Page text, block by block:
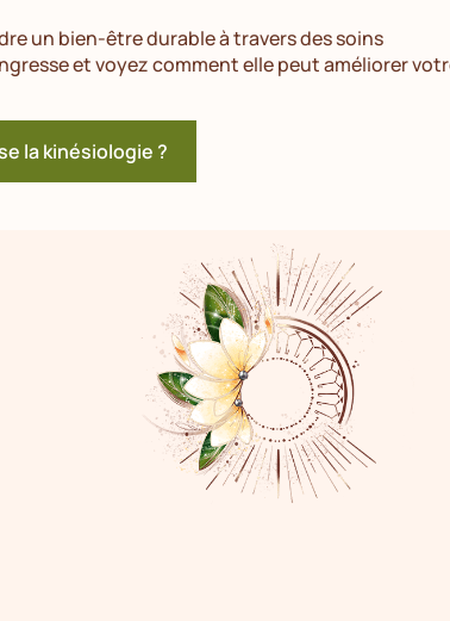
un bien-être durable à travers des soins
et voyez comment elle peut améliorer
la kinésiologie ?